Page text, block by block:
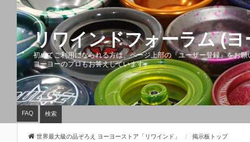
リワインドフォーラム (
初めてご利用になられる方は、ページ上部の『ユーザー登録』をお
ヨーヨーのプロもお答えしています。
FAQ 検索
世界最大級の品ぞろえ ヨーヨーストア「リワインド」 掲示板トップ